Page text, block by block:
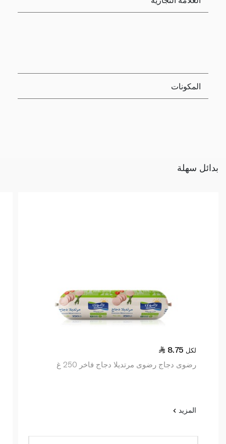
المكونات
بدائل سهلة
8.75 لكل
رضوى دجاج رضوى مرتديلا دجاج فاخر 250 غ
المزيد